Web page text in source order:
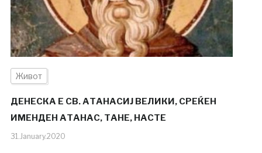
Живот
ДЕНЕСКА Е СВ. АТАНАСИЈ ВЕЛИКИ, СРЕЌЕН
ИМЕНДЕН АТАНАС, ТАНЕ, НАСТЕ
31.January.2020